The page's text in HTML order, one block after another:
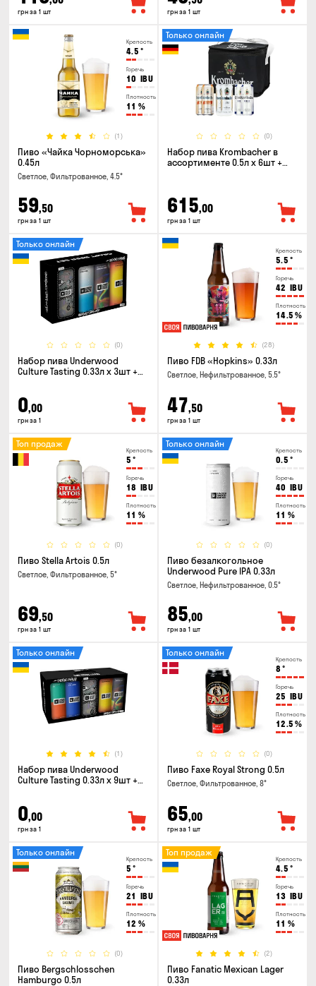
грн за 1 шт грн за 1 шт
Крепость
4.5 °
Горечь
10 IBU
Плотность
11 %
(1)
Пиво «Чайка Чорноморська»
0.45л
Светлое, Фильтрованное, 4.5°
59,50
грн за 1 шт
(0)
Только онлайн
Набор пива Krombacher в
ассортименте 0.5л х 6шт +
615,00
грн за 1 шт
(0)
Только онлайн
Набор пива Underwood
Culture Tasting 0.33л x 3шт +
0,00
грн за 1
Крепость
5.5 °
Горечь
42 IBU
Плотность
14.5 %
(28)
Пиво FDB «Hopkins» 0.33л
Светлое, Нефильтрованное, 5.5°
47,50
грн за 1 шт
Крепость
5 °
Горечь
18 IBU
Плотность
11 %
(0)
Топ продаж
Пиво Stella Artois 0.5л
Светлое, Фильтрованное, 5°
69,50
грн за 1 шт
Крепость
0.5 °
Горечь
40 IBU
Плотность
11 %
(0)
Только онлайн
Пиво безалкогольное
Underwood Pure IPA 0.33л
Светлое, Нефильтрованное, 0.5°
85,00
грн за 1 шт
(1)
Только онлайн
Набор пива Underwood
Culture Tasting 0.33л x 9шт +
0,00
грн за 1
Крепость
8 °
Горечь
25 IBU
Плотность
12.5 %
(0)
Только онлайн
Пиво Faxe Royal Strong 0.5л
Светлое, Фильтрованное, 8°
65,00
грн за 1 шт
Крепость
5 °
Горечь
21 IBU
Плотность
12 %
(0)
Только онлайн
Пиво Bergschlosschen
Hamburgo 0.5л
Крепость
4.5 °
Горечь
13 IBU
Плотность
11 %
(2)
Топ продаж
Пиво Fanatic Mexican Lager
0.33л